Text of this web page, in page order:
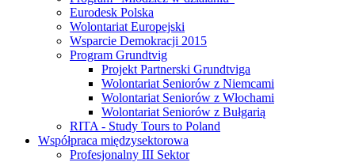
Eurodesk Polska
Wolontariat Europejski
Wsparcie Demokracji 2015
Program Grundtvig
Projekt Partnerski Grundtviga
Wolontariat Seniorów z Niemcami
Wolontariat Seniorów z Włochami
Wolontariat Seniorów z Bułgarią
RITA - Study Tours to Poland
Współpraca międzysektorowa
Profesjonalny III Sektor